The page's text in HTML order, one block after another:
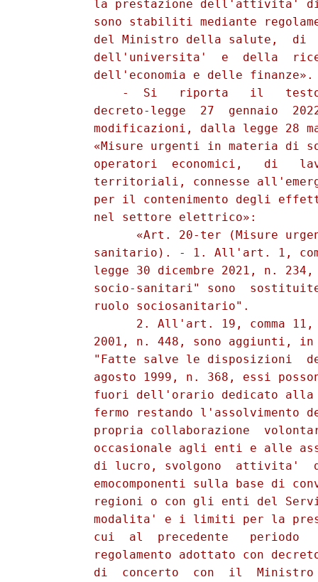
la prestazione dell'attivita'
sono stabiliti mediante
del Ministro della salute,  di
dell'universita'  e  della
dell'economia e delle
-  Si   riporta   il
decreto-legge  27  gennaio
modificazioni, dalla legge 28
«Misure urgenti in materia di
operatori  economici,   di
territoriali, connesse
per il contenimento degli
          nel settore elettrico»:
«Art. 20-ter (Misure
sanitario). - 1. All'art. 1,
legge 30 dicembre 2021, n.
socio-sanitari" sono
          ruolo sociosanitario".
2. All'art. 19, comma
2001, n. 448, sono aggiunti,
"Fatte salve le disposizioni
agosto 1999, n. 368, essi
fuori dell'orario dedicato
fermo restando l'assolvimento
propria collaborazione
occasionale agli enti e alle
di lucro, svolgono  attivita'
emocomponenti sulla base di
regioni o con gli enti del
modalita' e i limiti per la
cui  al  precedente   periodo
regolamento adottato con
di  concerto  con  il